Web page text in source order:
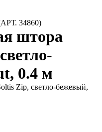
34860)
штора
0.4 м